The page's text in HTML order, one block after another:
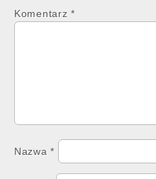
Komentarz *
Nazwa*